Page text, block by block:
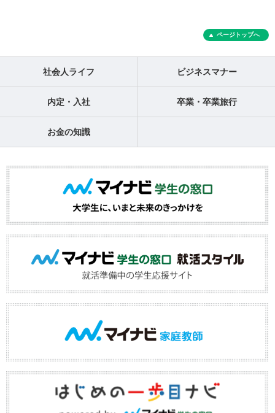
ページトップへ
社会人ライフ ビジネスマナー
内定・入社 卒業・卒業旅行
お金の知識